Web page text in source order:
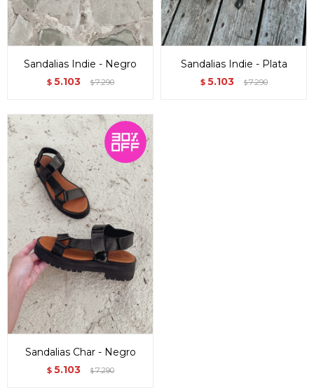
Sandalias Indie - Negro
$ 5.103 $7.290
Sandalias Indie - Plata
$ 5.103 $7.290
Sandalias Char - Negro
$ 5.103 $7.290